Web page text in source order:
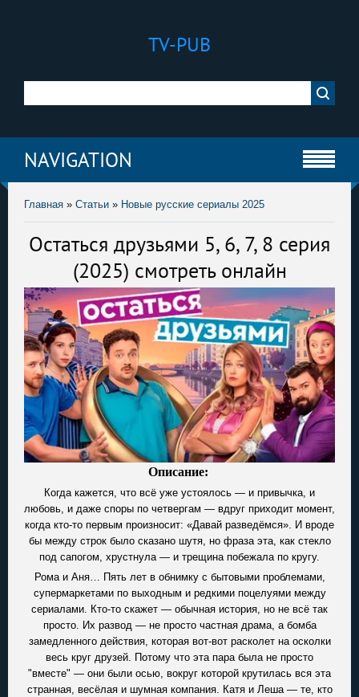
TV-PUB
NAVIGATION
Главная » Статьи » Новые русские сериалы 2025
Остаться друзьями 5, 6, 7, 8 серия
(2025) смотреть онлайн
Описание:
Когда кажется, что всё уже устоялось — и привычка, и
любовь, и даже споры по четвергам — вдруг приходит момент,
когда кто-то первым произносит: «Давай разведёмся». И вроде
бы между строк было сказано шутя, но фраза эта, как стекло
под сапогом, хрустнула — и трещина побежала по кругу.
Рома и Аня… Пять лет в обнимку с бытовыми проблемами,
супермаркетами по выходным и редкими поцелуями между
сериалами. Кто-то скажет — обычная история, но не всё так
просто. Их развод — не просто частная драма, а бомба
замедленного действия, которая вот-вот расколет на осколки
весь круг друзей. Потому что эта пара была не просто
"вместе" — они были осью, вокруг которой крутилась вся эта
странная, весёлая и шумная компания. Катя и Леша — те, кто